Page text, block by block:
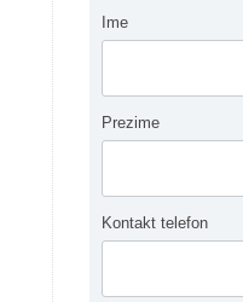
Ime
Prezime
Kontakt telefon